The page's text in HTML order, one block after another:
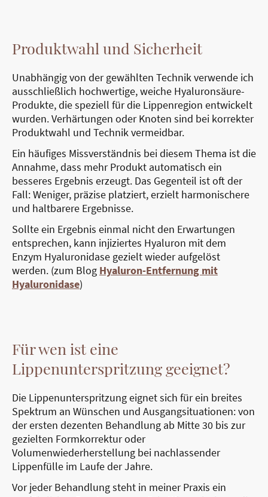
Produktwahl und Sicherheit
Unabhängig von der gewählten Technik verwende ich
ausschließlich hochwertige, weiche Hyaluronsäure-
Produkte, die speziell für die Lippenregion entwickelt
wurden. Verhärtungen oder Knoten sind bei korrekter
Produktwahl und Technik vermeidbar.
Ein häufiges Missverständnis bei diesem Thema ist die
Annahme, dass mehr Produkt automatisch ein
besseres Ergebnis erzeugt. Das Gegenteil ist oft der
Fall: Weniger, präzise platziert, erzielt harmonischere
und haltbarere Ergebnisse.
Sollte ein Ergebnis einmal nicht den Erwartungen
entsprechen, kann injiziertes Hyaluron mit dem
Enzym Hyaluronidase gezielt wieder aufgelöst
werden. (zum Blog Hyaluron-Entfernung mit
Hyaluronidase)
Für wen ist eine
Lippenunterspritzung geeignet?
Die Lippenunterspritzung eignet sich für ein breites
Spektrum an Wünschen und Ausgangsituationen: von
der ersten dezenten Behandlung ab Mitte 30 bis zur
gezielten Formkorrektur oder
Volumenwiederherstellung bei nachlassender
Lippenfülle im Laufe der Jahre.
Vor jeder Behandlung steht in meiner Praxis ein